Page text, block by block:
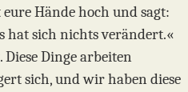
Hände hoch und sagt:
hat sich nichts verändert.«
Dinge arbeiten
sich, und wir haben diese